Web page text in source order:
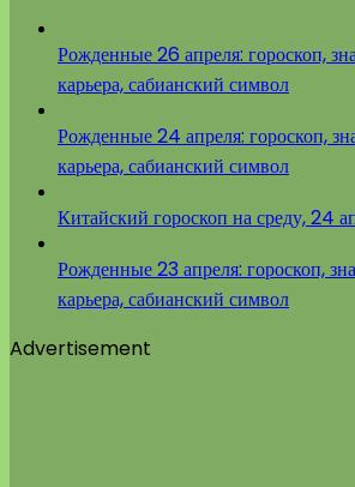
Рожденные 26 апреля: гороскоп,
карьера, сабианский символ
Рожденные 24 апреля: гороскоп,
карьера, сабианский символ
Китайский гороскоп на среду, 24
Рожденные 23 апреля: гороскоп,
карьера, сабианский символ
Advertisement